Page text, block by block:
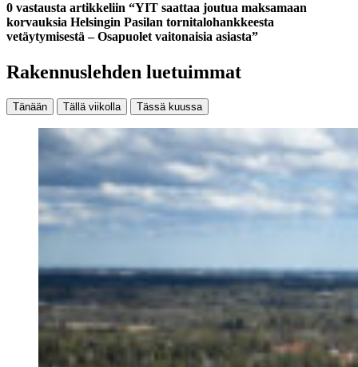
0 vastausta artikkeliin “YIT saattaa joutua maksamaan
korvauksia Helsingin Pasilan tornitalohankkeesta
vetäytymisestä – Osapuolet vaitonaisia asiasta”
Rakennuslehden luetuimmat
Tänään Tällä viikolla Tässä kuussa